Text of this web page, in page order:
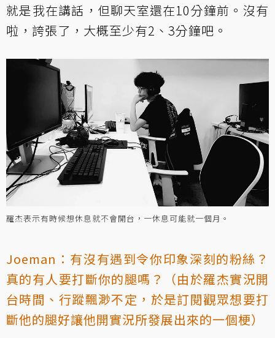
就是我在講話，但聊天室還在10分鐘前。沒有
啦，誇張了，大概至少有2、3分鐘吧。
羅杰表示有時候想休息就不會開台，一休息可能就一個月。
Joeman：有沒有遇到令你印象深刻的粉絲？
真的有人要打斷你的腿嗎？（由於羅杰實況開
台時間、行蹤飄渺不定，於是訂閱觀眾想要打
斷他的腿好讓他開實況所發展出來的一個梗）